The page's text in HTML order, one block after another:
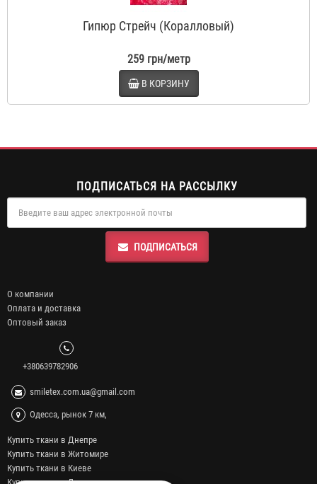
Гипюр Стрейч (Коралловый)
259 грн/метр
В КОРЗИНУ
ПОДПИСАТЬСЯ НА РАССЫЛКУ
ПОДПИСАТЬСЯ
О компании
Оплата и доставка
Оптовый заказ
+380639782906
smiletex.com.ua@gmail.com
Одесса, рынок 7 км,
Купить ткани в Днепре
Купить ткани в Житомире
Купить ткани в Киеве